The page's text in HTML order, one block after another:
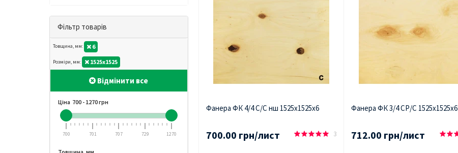
Фільтр товарів
Товщина, мм: 6
Розміри, мм: 1525х1525
Відмінити все
Ціна 700 - 1270грн
700 701 707 729 1270
Фанера ФК 4/4 С/С нш 1525х1525х6
700.00 грн/лист 3
Фанера ФК 3/4 СР/С 1525х1525х6
712.00 грн/лист